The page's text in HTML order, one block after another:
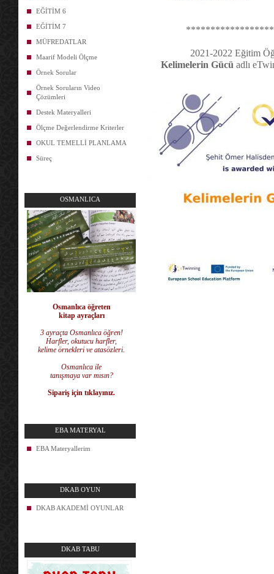
EĞİTİM 6
EĞİTİM 7
MÜFREDATLAR
Maarif Modeli Ölçme
Örnek Sorular
Örnek Soruların Video
Çözümleri
Destek Materyalleri
Ölçme Değerlendirme Kriterler
OKUL TEMELLİ PLANLAMA
Süreç
OSMANLICA
Osmanlıca öğreten
kitap ayraçları
3 ayraçta Osmanlıca öğren!
Harfler, okutucu harfler,
kelime örnekleri ve atasözleri.
Osmanlıca ile
tanışmaya var mısın?
Sipariş için tıklayınız.
EBA MATERYAL
EBA Materyallerim
DKAB OYUN
DKAB AKADEMİ OYUNLAR
DKAB TABU
2021-2022 Eğitim
Kelimelerin Gücü adlı